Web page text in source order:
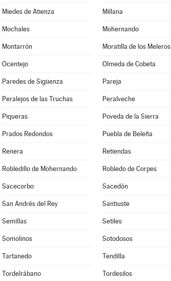
Miedes de Atienza Millana
Mochales Mohernando
Montarrón Moratilla de los Meleros
Ocentejo Olmeda de Cobeta
Paredes de Sigüenza Pareja
Peralejos de las Truchas Peralveche
Piqueras Poveda de la Sierra
Prados Redondos Puebla de Beleña
Renera Retiendas
Robledillo de Mohernando Robledo de Corpes
Sacecorbo Sacedón
San Andrés del Rey Santiuste
Semillas Setiles
Somolinos Sotodosos
Tartanedo Tendilla
Tordelrábano Tordesilos